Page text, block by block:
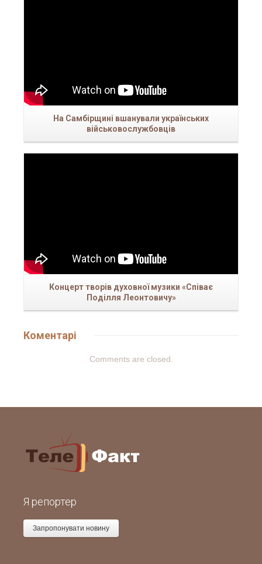
На Самбірщині вшанували українських
військовослужбовців
Концерт творів духовної музики «Співає
Поділля Леонтовичу»
Коментарі
Comments are closed.
Я репортер
Запропонувати новину